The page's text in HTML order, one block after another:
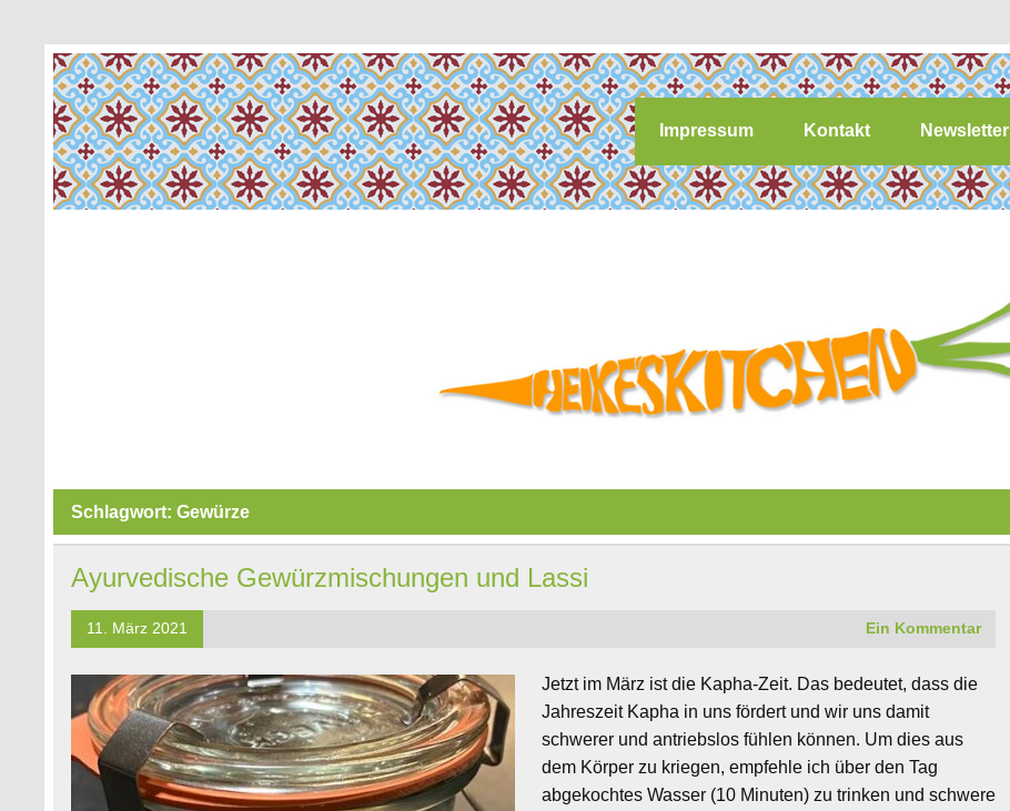
Impressum Kontakt Newsletter
Schlagwort:Gewürze
Ayurvedische Gewürzmischungen und Lassi
11. März 2021 Ein Kommentar
Jetzt im März ist die Kapha-Zeit. Das bedeutet, dass die
Jahreszeit Kapha in uns fördert und wir uns damit
schwerer und antriebslos fühlen können. Um dies aus
dem Körper zu kriegen, empfehle ich über den Tag
abgekochtes Wasser (10 Minuten) zu trinken und schwere